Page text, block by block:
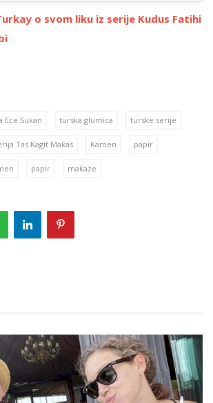
o svom liku iz serije Kudus Fatihi
Ece Sukan turska glumica turske serije
Tas Kagit Makas Kamen papir
papir makaze